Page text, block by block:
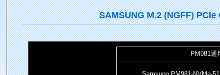
SAMSUNG M.2 (NGFF) PCIe
PM981通